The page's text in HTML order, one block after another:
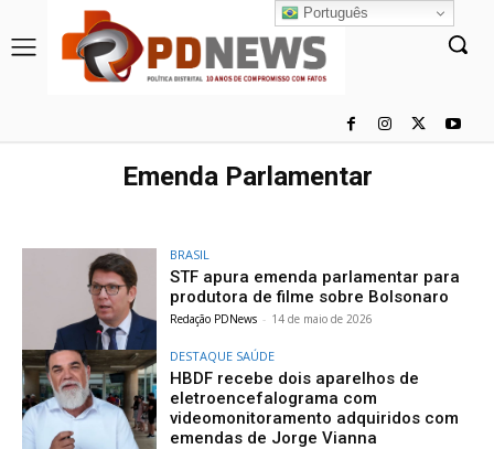
Emenda Parlamentar
BRASIL
STF apura emenda parlamentar para
produtora de filme sobre Bolsonaro
Redação PDNews - 14 de maio de 2026
DESTAQUE SAÚDE
HBDF recebe dois aparelhos de
eletroencefalograma com
videomonitoramento adquiridos com
emendas de Jorge Vianna
Português